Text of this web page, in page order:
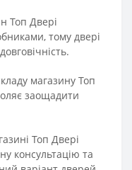
Топ Двері
тому двері
магазину Топ
заощадити
Топ Двері
консультацію та